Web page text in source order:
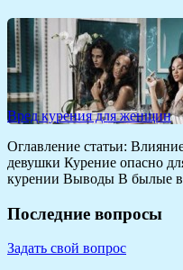
Вред курения для женщин
Оглавление статьи:
девушки Курение опасно
курении Выводы В былые
Последние вопросы
Задать свой вопрос